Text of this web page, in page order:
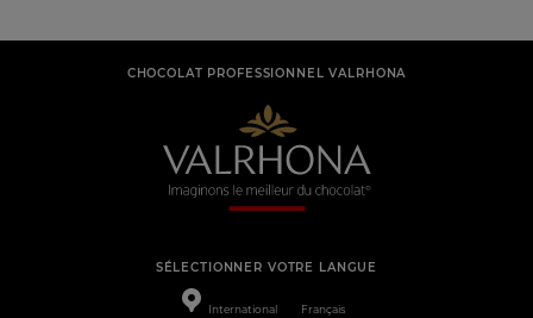
CHOCOLAT PROFESSIONNEL VALRHONA
SÉLECTIONNER VOTRE LANGUE
International Français